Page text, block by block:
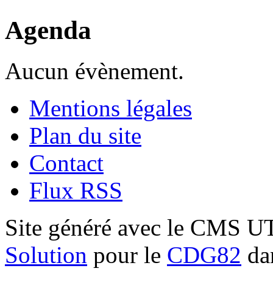
Agenda
Aucun évènement.
Mentions légales
Plan du site
Contact
Flux RSS
Site généré avec le CMS
Solution pour le CDG82